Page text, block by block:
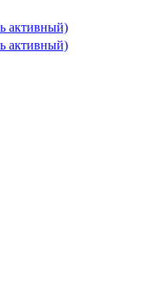
активный)
активный)